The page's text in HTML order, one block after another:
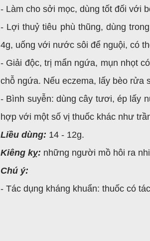
- Làm cho sởi mọc, dùng tốt đối với
- Lợi thuỷ tiêu phù thũng, dùng
4g, uống với nước sôi để nguội, có
- Giải độc, trị mẩn ngứa, mụn nhọt
chỗ ngứa. Nếu eczema, lấy bèo rửa
- Bình suyễn: dùng cây tươi, ép lấy
hợp với một số vị thuốc khác như
Liều dùng: 14 - 12g.
Kiêng kỵ: những người mồ hôi ra
Chú ý:
- Tác dụng kháng khuẩn: thuốc có